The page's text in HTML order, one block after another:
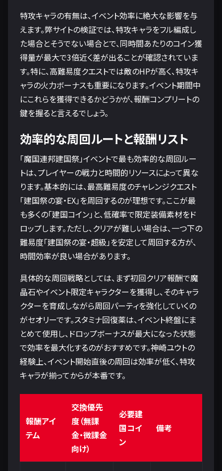
特攻キャラの有無は、イベント効率に絶大な影響を与
えます。弊サイトの検証では、特攻キャラをフル編成し
た場合とそうでない場合とで、同時間あたりのコイン獲
得量が最大で3倍近く差が出ることが確認されていま
す。特に、高難易度クエストでは敵のHPが高く、特攻キ
ャラの火力ボーナスも重要になります。イベント期間中
にこれらを獲得できるかどうかが、報酬コンプリートの
鍵を握ると言えるでしょう。
効率的な周回ルートと報酬リスト
「魔国連邦建国祭」イベントで最も効率的な周回ルー
トは、プレイヤーの戦力と時間的リソースによって異な
ります。基本的には、最高難易度のチャレンジクエスト
「建国祭の宴・EX」を周回するのが理想です。ここが最
も多くの「建国コイン」と、低確率で限定装備素材をド
ロップします。ただし、クリアが難しい場合は、一つ下の
難易度「建国祭の宴・超級」を安定して周回する方が、
時間効率が良い場合があります。
具体的な周回戦略としては、まず初回クリア報酬で魔
晶石やイベント限定キャラクターを獲得し、そのキャラ
クターを育成しながら周回パーティを強化していくの
がセオリーです。スタミナ回復薬は、イベント終盤にま
とめて使用し、ドロップボーナスが最大になった状態
で効率を最大化するのがおすすめです。神崎ユウトの
経験上、イベント開始直後の周回は効率が低く、特攻
キャラが揃ってからが本番です。
報酬アイ
テム
交換優先
度（無課
金・微課金
向け）
必要建
国コイ
ン
備考